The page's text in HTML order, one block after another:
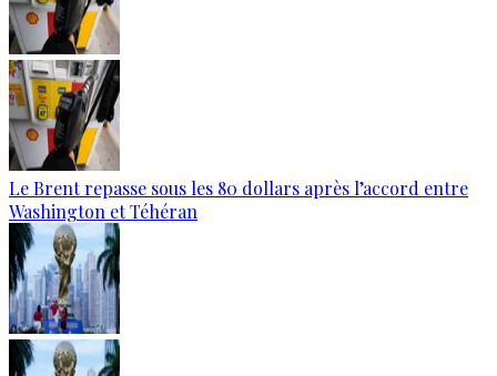
Le Brent repasse sous les 80 dollars après l’accord entre
Washington et Téhéran